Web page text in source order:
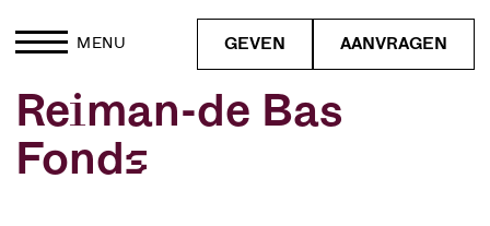
GEVEN AANVRAGEN
MENU
Reiman-de Bas
Fonds